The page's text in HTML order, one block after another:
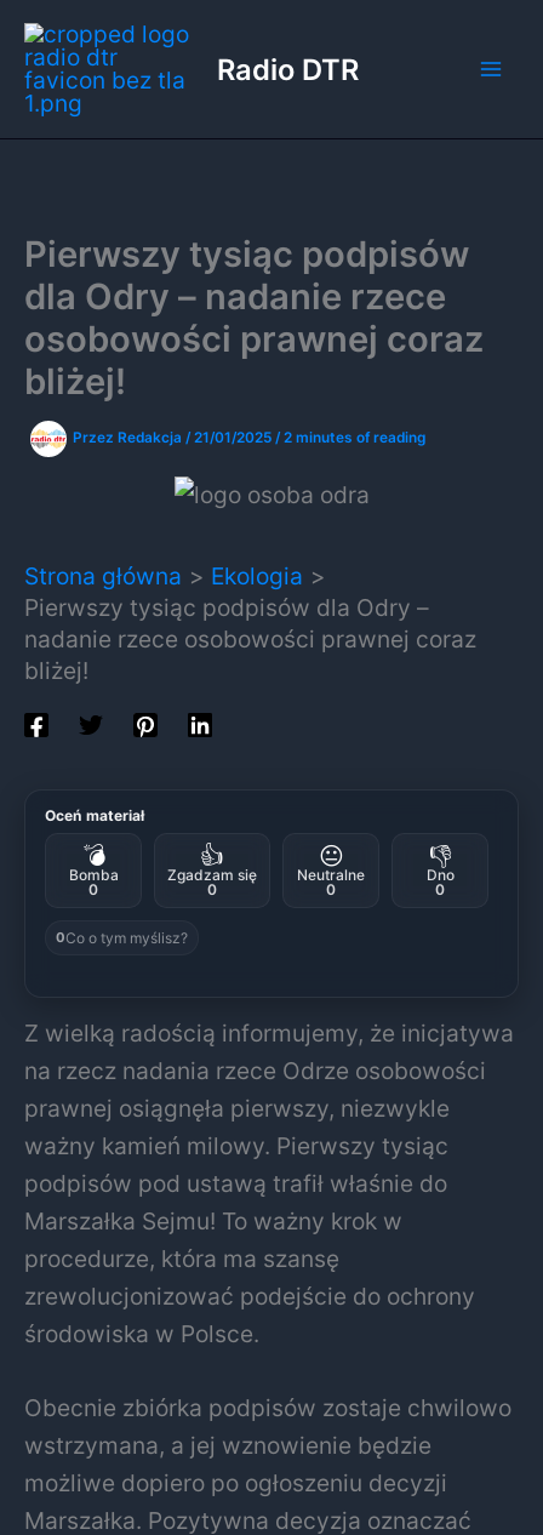
Przejdź
do
treści
Radio DTR
Pierwszy tysiąc podpisów
dla Odry – nadanie rzece
osobowości prawnej coraz
bliżej!
Przez Redakcja /21/01/2025 /2 minutes of reading
Strona główna
Ekologia
Pierwszy tysiąc podpisów dla Odry –
nadanie rzece osobowości prawnej coraz
bliżej!
Oceń materiał
💣
Bomba
0
👍
Zgadzam się
0
😐
Neutralne
0
👎
Dno
0
0Co o tym myślisz?
Z wielką radością informujemy, że inicjatywa
na rzecz nadania rzece Odrze osobowości
prawnej osiągnęła pierwszy, niezwykle
ważny kamień milowy. Pierwszy tysiąc
podpisów pod ustawą trafił właśnie do
Marszałka Sejmu! To ważny krok w
procedurze, która ma szansę
zrewolucjonizować podejście do ochrony
środowiska w Polsce.
Obecnie zbiórka podpisów zostaje chwilowo
wstrzymana, a jej wznowienie będzie
możliwe dopiero po ogłoszeniu decyzji
Marszałka. Pozytywna decyzja oznaczać